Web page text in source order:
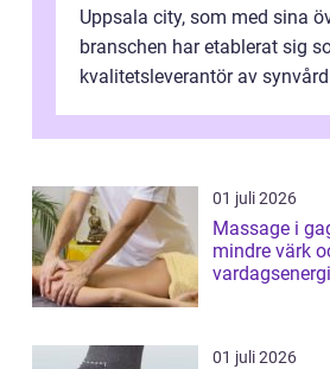
Uppsala city, som med sina
branschen har etablerat sig
kvalitetsleverantör av
01 juli 2026
Massage i gagnef
mindre värk
vardagsenergi
01 juli 2026